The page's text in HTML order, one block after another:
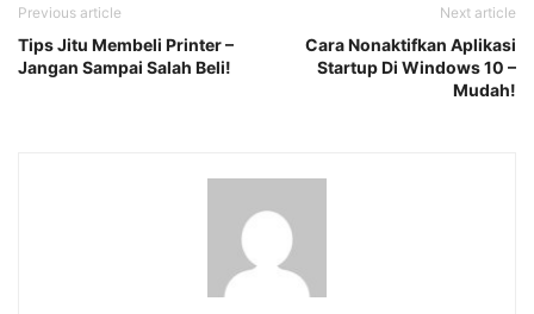
Previous article
Tips Jitu Membeli Printer –
Jangan Sampai Salah Beli!
Next article
Cara Nonaktifkan Aplikasi
Startup Di Windows 10 –
Mudah!